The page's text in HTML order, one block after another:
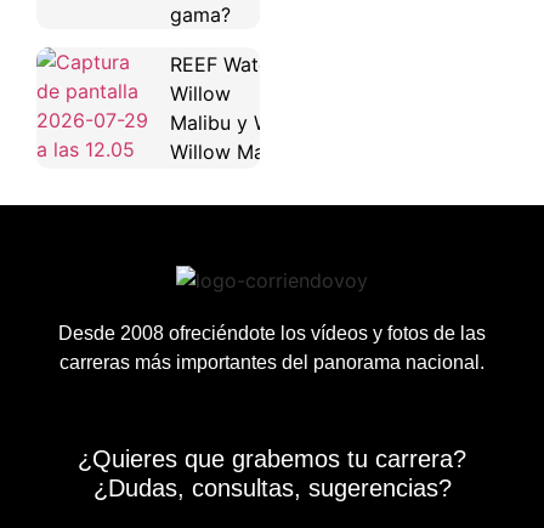
gama?
REEF Water
Willow
Malibu y Water
Willow Maya
Desde 2008 ofreciéndote los vídeos y fotos de las
carreras más importantes del panorama nacional.
¿Quieres que grabemos tu carrera?
¿Dudas, consultas, sugerencias?